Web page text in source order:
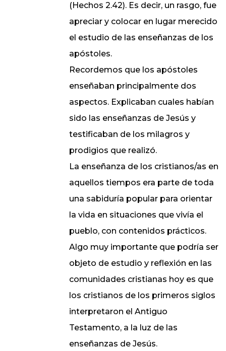
(Hechos 2.42). Es decir, un rasgo, fue
apreciar y colocar en lugar merecido
el estudio de las enseñanzas de los
apóstoles.
Recordemos que los apóstoles
enseñaban principalmente dos
aspectos. Explicaban cuales habían
sido las enseñanzas de Jesús y
testificaban de los milagros y
prodigios que realizó.
La enseñanza de los cristianos/as en
aquellos tiempos era parte de toda
una sabiduría popular para orientar
la vida en situaciones que vivía el
pueblo, con contenidos prácticos.
Algo muy importante que podría ser
objeto de estudio y reflexión en las
comunidades cristianas hoy es que
los cristianos de los primeros siglos
interpretaron el Antiguo
Testamento, a la luz de las
enseñanzas de Jesús.